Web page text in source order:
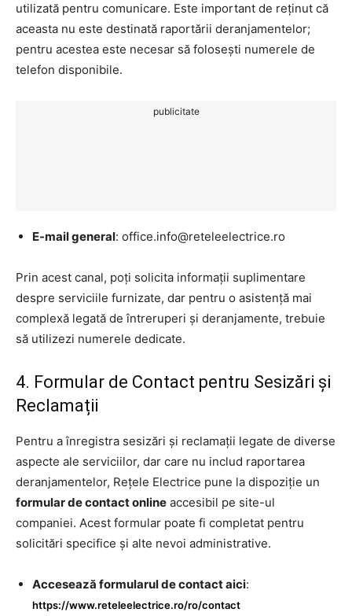
utilizată pentru comunicare. Este important de reținut că
aceasta nu este destinată raportării deranjamentelor;
pentru acestea este necesar să folosești numerele de
telefon disponibile.
publicitate
E-mail general: office.info@reteleelectrice.ro
Prin acest canal, poți solicita informații suplimentare
despre serviciile furnizate, dar pentru o asistență mai
complexă legată de întreruperi și deranjamente, trebuie
să utilizezi numerele dedicate.
4. Formular de Contact pentru Sesizări și
Reclamații
Pentru a înregistra sesizări și reclamații legate de diverse
aspecte ale serviciilor, dar care nu includ raportarea
deranjamentelor, Rețele Electrice pune la dispoziție un
formular de contact online accesibil pe site-ul
companiei. Acest formular poate fi completat pentru
solicitări specifice și alte nevoi administrative.
Accesează formularul de contact aici:
https://www.reteleelectrice.ro/ro/contact